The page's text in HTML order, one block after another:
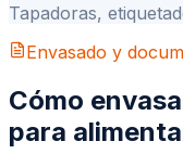
Tapadoras,
Envasado y
Cómo
para